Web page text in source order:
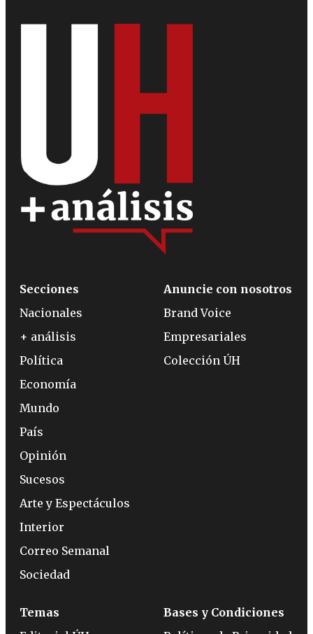
Secciones
Nacionales
+ análisis
Política
Economía
Mundo
País
Opinión
Sucesos
Arte y Espectáculos
Interior
Correo Semanal
Sociedad
Anuncie con nosotros
Brand Voice
Empresariales
Colección ÚH
Temas
Bases y Condiciones